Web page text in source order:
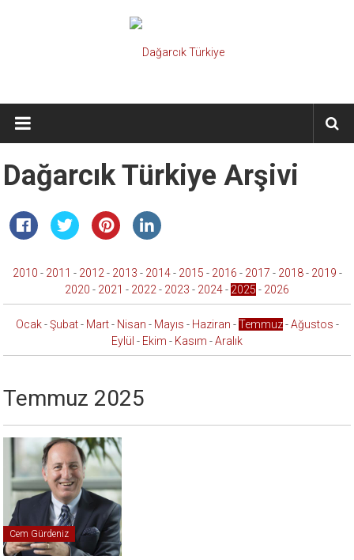
Dağarcık
Türkiye
Önce
Türkiye
Dağarcık Türkiye Arşivi
2010 - 2011 - 2012- 2013 - 2014- 2015 - 2016 - 2017 - 2018- 2019 -
2020 - 2021 - 2022- 2023 - 2024- 2025 - 2026
Ocak-Şubat- Mart- Nisan - Mayıs - Haziran -Temmuz-Ağustos -
Eylül - Ekim - Kasım -Aralık
Temmuz 2025
Cem Gürdeniz